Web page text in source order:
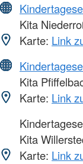
Kita
Karte: Link
Kita
Karte: Link
Kita
Karte: Link